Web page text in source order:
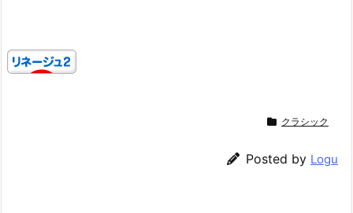
クラシック
Posted by Logu